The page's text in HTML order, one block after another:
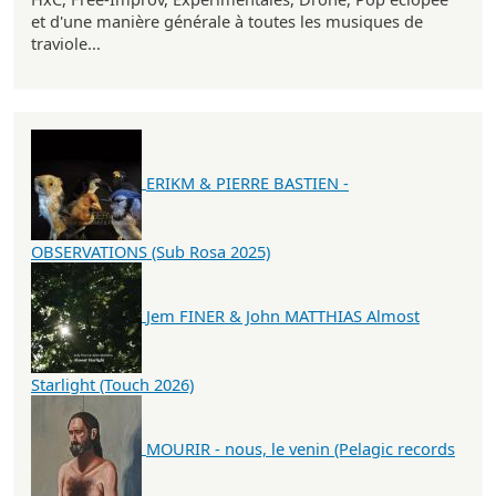
et d'une manière générale à toutes les musiques de
traviole...
ERIKM & PIERRE BASTIEN -
OBSERVATIONS (Sub Rosa 2025)
Jem FINER & John MATTHIAS Almost
Starlight (Touch 2026)
MOURIR - nous, le venin (Pelagic records